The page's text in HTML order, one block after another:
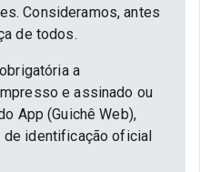
Consideramos, antes
de todos.
a
e assinado ou
App (Guichê Web),
de identificação oficial